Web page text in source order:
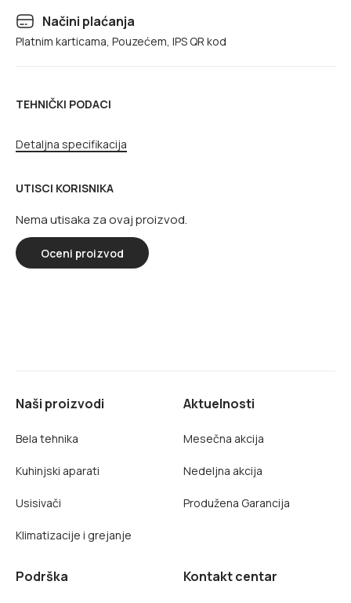
Načini plaćanja
Platnim karticama, Pouzećem, IPS QR kod
TEHNIČKI PODACI
Detaljna specifikacija
UTISCI KORISNIKA
Nema utisaka za ovaj proizvod.
Oceni proizvod
Naši proizvodi
Bela tehnika
Kuhinjski aparati
Usisivači
Klimatizacije i grejanje
Aktuelnosti
Mesečna akcija
Nedeljna akcija
Produžena Garancija
Podrška Kontakt centar